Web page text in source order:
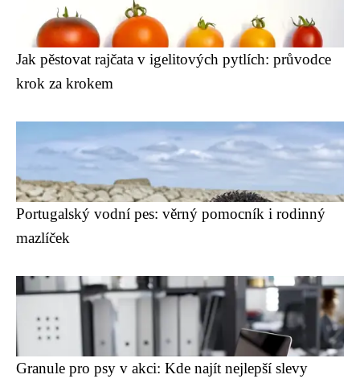
Jak pěstovat rajčata v igelitových pytlích: průvodce
krok za krokem
Portugalský vodní pes: věrný pomocník i rodinný
mazlíček
Granule pro psy v akci: Kde najít nejlepší slevy